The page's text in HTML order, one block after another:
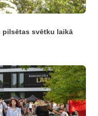
pilsētas svētku laikā